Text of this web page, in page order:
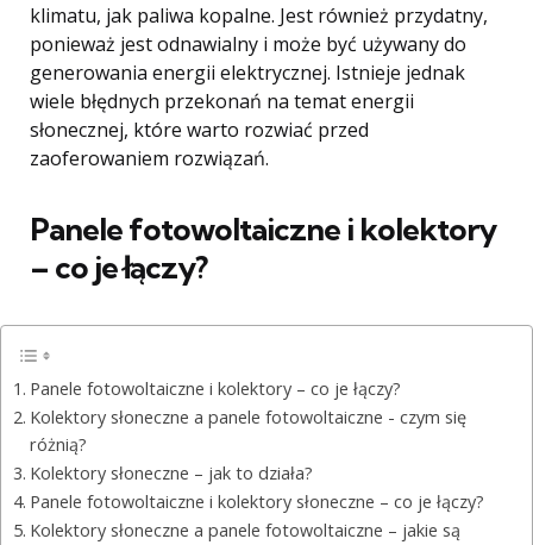
klimatu, jak paliwa kopalne. Jest również przydatny,
ponieważ jest odnawialny i może być używany do
generowania energii elektrycznej. Istnieje jednak
wiele błędnych przekonań na temat energii
słonecznej, które warto rozwiać przed
zaoferowaniem rozwiązań.
Panele fotowoltaiczne i kolektory
– co je łączy?
Panele fotowoltaiczne i kolektory – co je łączy?
Kolektory słoneczne a panele fotowoltaiczne - czym się
różnią?
Kolektory słoneczne – jak to działa?
Panele fotowoltaiczne i kolektory słoneczne – co je łączy?
Kolektory słoneczne a panele fotowoltaiczne – jakie są